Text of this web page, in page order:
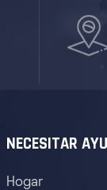
NECESITAR
Hogar